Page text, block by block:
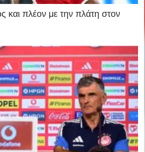
και πλέον με την πλάτη στον